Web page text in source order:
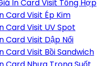
In Card Visit Tổng Hợp
Card Visit Ép Kim
Card Visit UV Spot
Card Visit Dập Nổi
Card Visit Bồi Sandwich